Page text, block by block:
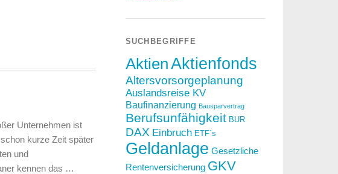
Unternehmen ist
kurze Zeit später
und
kennen das …
SUCHBEGRIFFE
AktienAktienfonds
Altersvorsorgeplanung
Auslandsreise KV
Baufinanzierung Bausparvertrag
Berufsunfähigkeit BUR
DAX Einbruch ETF´s
Geldanlage Gesetzliche
Rentenversicherung GKV